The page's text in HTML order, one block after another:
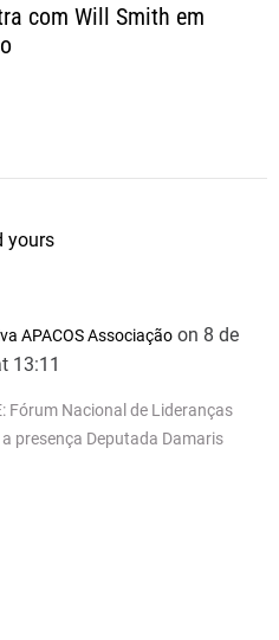
com Will Smith em
yours
APACOS Associação on 8 de
13:11
Fórum Nacional de Lideranças
presença Deputada Damaris